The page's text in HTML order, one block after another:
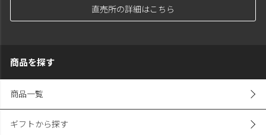
直売所の詳細はこちら
商品を探す
商品一覧
ギフトから探す